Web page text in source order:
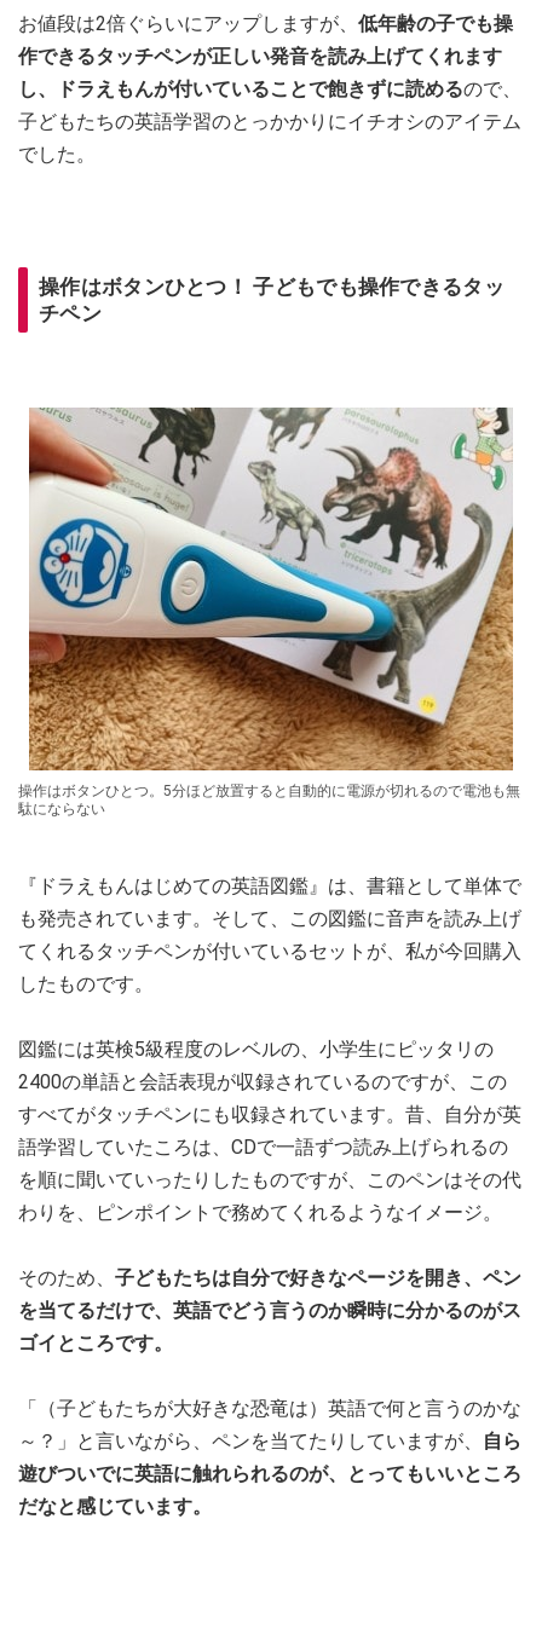
お値段は2倍ぐらいにアップしますが、 低年齢の子でも操
作できるタッチペンが正しい発音を読み上げてくれます
し、ドラえもんが付いていることで飽きずに読めるので、
子どもたちの英語学習のとっかかりにイチオシのアイテム
でした。
操作はボタンひとつ！ 子どもでも操作できるタッ
チペン
操作はボタンひとつ。5分ほど放置すると自動的に電源が切れるので電池も無
駄にならない
『ドラえもんはじめての英語図鑑』は、書籍として単体で
も発売されています。そして、この図鑑に音声を読み上げ
てくれるタッチペンが付いているセットが、私が今回購入
したものです。
図鑑には英検5級程度のレベルの、小学生にピッタリの
2400の単語と会話表現が収録されているのですが、この
すべてがタッチペンにも収録されています。昔、自分が英
語学習していたころは、CDで一語ずつ読み上げられるの
を順に聞いていったりしたものですが、このペンはその代
わりを、ピンポイントで務めてくれるようなイメージ。
そのため、 子どもたちは自分で好きなページを開き、ペン
を当てるだけで、英語でどう言うのか瞬時に分かるのがス
ゴイところです。
「（子どもたちが大好きな恐竜は）英語で何と言うのかな
～？」と言いながら、ペンを当てたりしていますが、
自ら
遊びついでに英語に触れられるのが、とってもいいところ
だなと感じています。